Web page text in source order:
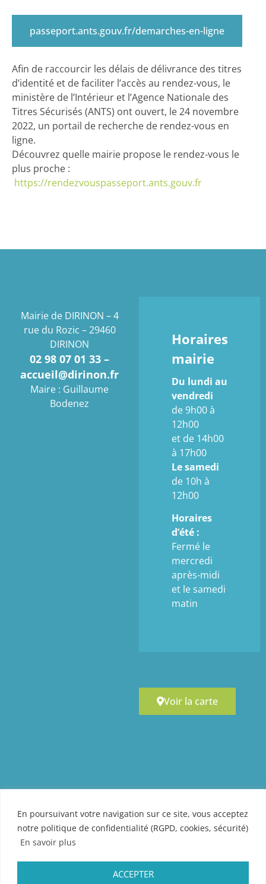
En poursuivant votre navigation sur ce site, vous acceptez
notre politique de confidentialité (RGPD, cookies, sécurité)
En savoir plus
ACCEPTER
passeport.ants.gouv.fr/demarches-en-ligne
Afin de raccourcir les délais de délivrance des titres
d’identité et de faciliter l’accès au rendez-vous, le
ministère de l’Intérieur et l’Agence Nationale des
Titres Sécurisés (ANTS) ont ouvert, le 24 novembre
2022, un portail de recherche de rendez-vous en
ligne.
Découvrez quelle mairie propose le rendez-vous le
plus proche :
https://rendezvouspasseport.ants.gouv.fr
Mairie de DIRINON – 4
rue du Rozic – 29460
DIRINON
02 98 07 01 33 –
accueil@dirinon.fr
Maire : Guillaume
Bodenez
Horaires
mairie
Du lundi au
vendredi
de 9h00 à
12h00
et de 14h00
à 17h00
Le samedi
de 10h à
12h00
Horaires
d’été :
Fermé le
mercredi
après-midi
et le samedi
matin
Voir la carte